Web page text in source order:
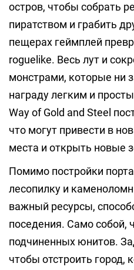
остров, чтобы собрать
пиратством и грабить
пещерах геймплей
roguelike. Весь лут и
монстрами, которые ни
награду легким и
Way of Gold and Steel
что могут привести в
места и открыть новые
Помимо постройки
лесопилку и
важный ресурсы,
поседения. Само собой,
подчиненных юнитов.
чтобы отстроить город,